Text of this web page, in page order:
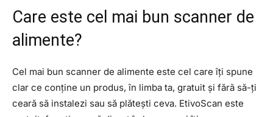
Care este cel mai bun scanner de
alimente?
Cel mai bun scanner de alimente este cel care îți spune
clar ce conține un produs, în limba ta, gratuit și fără să-ți
ceară să instalezi sau să plătești ceva. EtivoScan este